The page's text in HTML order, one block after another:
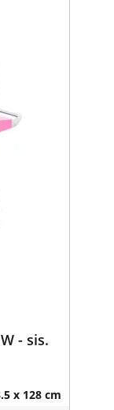
- sis.
x 128 cm